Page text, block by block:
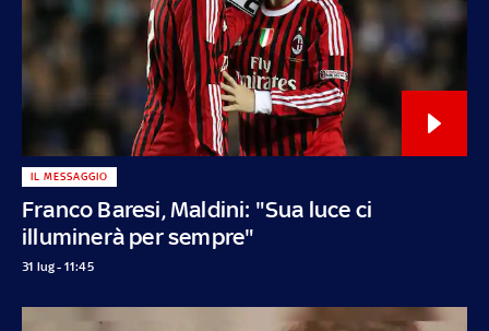
Franco Baresi, Maldini: "Sua luce ci
illuminerà per sempre"
IL MESSAGGIO
31 lug - 11:45